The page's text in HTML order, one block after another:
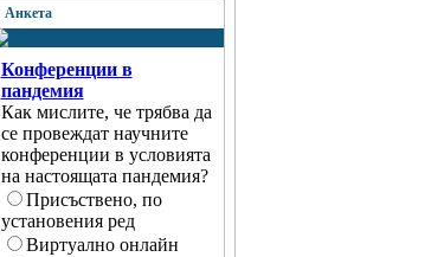
Анкета
Конференции в
пандемия
Как мислите, че трябва да
се провеждат научните
конференции в условията
на настоящата пандемия?
Присъствено, по
установения ред
Виртуално онлайн